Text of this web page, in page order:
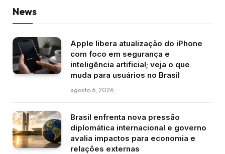
News
Apple libera atualização do iPhone
com foco em segurança e
inteligência artificial; veja o que
muda para usuários no Brasil
agosto 6, 2026
Brasil enfrenta nova pressão
diplomática internacional e governo
avalia impactos para economia e
relações externas